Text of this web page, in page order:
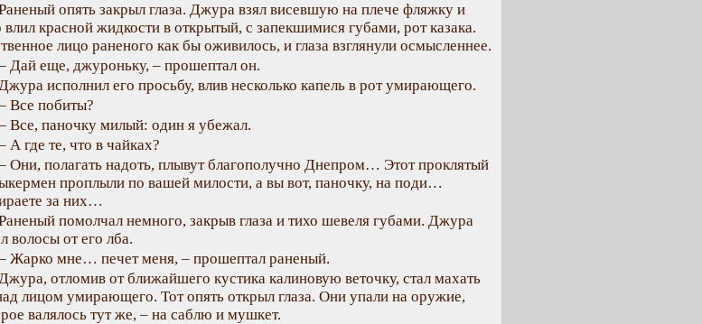
опять закрыл глаза. Джура взял висевшую на плече фляжку и
влил красной жидкости в открытый, с запекшимися губами, рот казака.
лицо раненого как бы оживилось, и глаза взглянули осмысленнее.
Дай еще, джуроньку, – прошептал он.
исполнил его просьбу, влив несколько капель в рот умирающего.
Все побиты?
Все, паночку милый: один я убежал.
А где те, что в чайках?
Они, полагать надоть, плывут благополучно Днепром… Этот проклятый
проплыли по вашей милости, а вы вот, паночку, на поди…
за них…
помолчал немного, закрыв глаза и тихо шевеля губами. Джура
волосы от его лба.
Жарко мне… печет меня, – прошептал раненый.
отломив от ближайшего кустика калиновую веточку, стал махать
лицом умирающего. Тот опять открыл глаза. Они упали на оружие,
валялось тут же, – на саблю и мушкет.